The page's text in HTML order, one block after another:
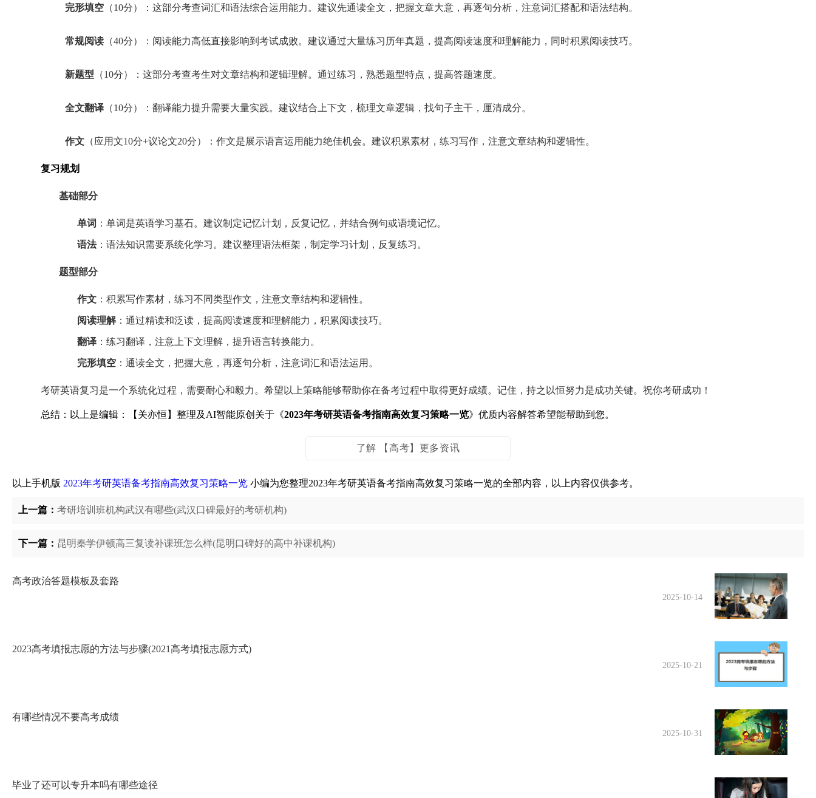
完形填空 （10分）：这部分考查词汇和语法综合运用能力。建议先通读全文，把握文章大意，再逐句分析，注意词汇搭配和语法结构。
常规阅读 （40分）：阅读能力高低直接影响到考试成败。建议通过大量练习历年真题，提高阅读速度和理解能力，同时积累阅读技巧。
新题型 （10分）：这部分考查考生对文章结构和逻辑理解。通过练习，熟悉题型特点，提高答题速度。
全文翻译 （10分）：翻译能力提升需要大量实践。建议结合上下文，梳理文章逻辑，找句子主干，厘清成分。
作文 （应用文10分+议论文20分）：作文是展示语言运用能力绝佳机会。建议积累素材，练习写作，注意文章结构和逻辑性。
复习规划
基础部分
单词 ：单词是英语学习基石。建议制定记忆计划，反复记忆，并结合例句或语境记忆。
语法：语法知识需要系统化学习。建议整理语法框架，制定学习计划，反复练习。
题型部分
作文 ：积累写作素材，练习不同类型作文，注意文章结构和逻辑性。
阅读理解：通过精读和泛读，提高阅读速度和理解能力，积累阅读技巧。
翻译 ：练习翻译，注意上下文理解，提升语言转换能力。
完形填空 ：通读全文，把握大意，再逐句分析，注意词汇和语法运用。
考研英语复习是一个系统化过程，需要耐心和毅力。希望以上策略能够帮助你在备考过程中取得更好成绩。记住，持之以恒努力是成功关键。祝你考研成功！
总结：以上是编辑：【关亦恒】整理及AI智能原创关于《2023年考研英语备考指南高效复习策略一览》优质内容解答希望能帮助到您。
了解 【高考】更多资讯
以上手机版 2023年考研英语备考指南高效复习策略一览 小编为您整理2023年考研英语备考指南高效复习策略一览的全部内容，以上内容仅供参考。
上一篇： 考研培训班机构武汉有哪些(武汉口碑最好的考研机构)
下一篇： 昆明秦学伊顿高三复读补课班怎么样(昆明口碑好的高中补课机构)
高考政治答题模板及套路
2025-10-14
2023高考填报志愿的方法与步骤(2021高考填报志愿方式)
2025-10-21
有哪些情况不要高考成绩
2025-10-31
毕业了还可以专升本吗有哪些途径